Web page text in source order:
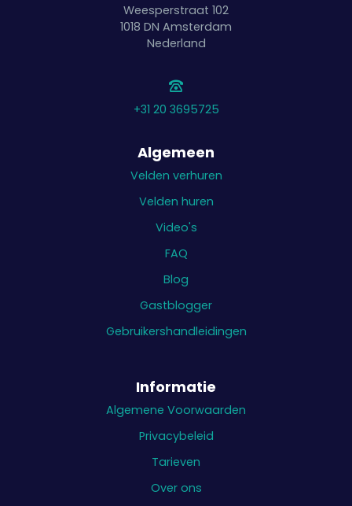
Weesperstraat 102
1018 DN Amsterdam
Nederland
+31 20 3695725
Algemeen
Velden verhuren
Velden huren
Video's
FAQ
Blog
Gastblogger
Gebruikershandleidingen
Informatie
Algemene Voorwaarden
Privacybeleid
Tarieven
Over ons